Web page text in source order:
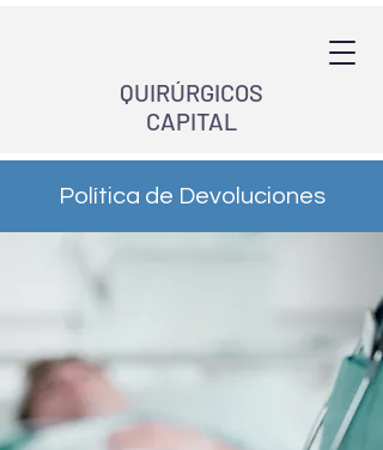
QUIRÚRGICOS
CAPITAL
Política de Devoluciones